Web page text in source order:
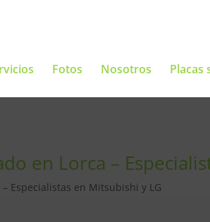
Fotos Nosotros Placas
en Lorca –
Especialistas en Mitsubishi y LG